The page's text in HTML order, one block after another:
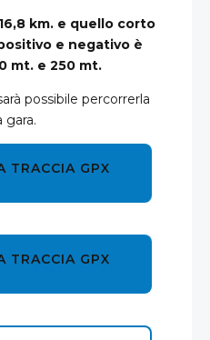
km. e quello corto
e negativo è
mt. e 250 mt.
possibile percorrerla
gara.
TRACCIA GPX
TRACCIA GPX